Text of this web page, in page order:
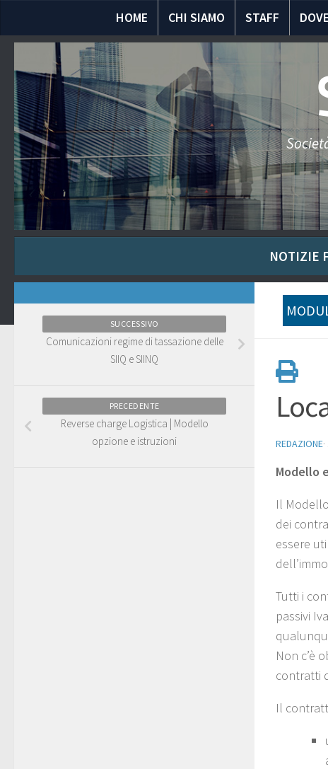
HOME CHI SIAMO STAFF
NOTIZIE
REDAZIONE·
Modello
Il
dei
essere
Tutti i
passivi
Non c’è
contratti
Il
SUCCESSIVO
Comunicazioni regime di tassazione delle
SIIQ e SIINQ
PRECEDENTE
Reverse charge Logistica | Modello
opzione e istruzioni